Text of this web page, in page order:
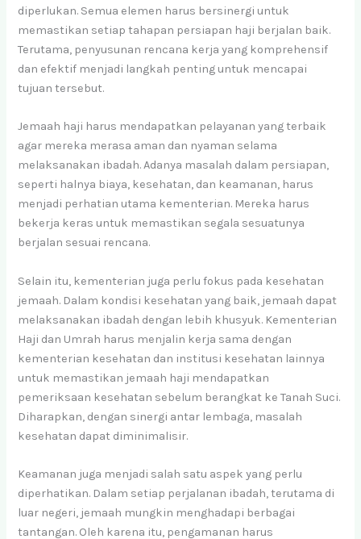
diperlukan. Semua elemen harus bersinergi untuk
memastikan setiap tahapan persiapan haji berjalan baik.
Terutama, penyusunan rencana kerja yang komprehensif
dan efektif menjadi langkah penting untuk mencapai
tujuan tersebut.
Jemaah haji harus mendapatkan pelayanan yang terbaik
agar mereka merasa aman dan nyaman selama
melaksanakan ibadah. Adanya masalah dalam persiapan,
seperti halnya biaya, kesehatan, dan keamanan, harus
menjadi perhatian utama kementerian. Mereka harus
bekerja keras untuk memastikan segala sesuatunya
berjalan sesuai rencana.
Selain itu, kementerian juga perlu fokus pada kesehatan
jemaah. Dalam kondisi kesehatan yang baik, jemaah dapat
melaksanakan ibadah dengan lebih khusyuk. Kementerian
Haji dan Umrah harus menjalin kerja sama dengan
kementerian kesehatan dan institusi kesehatan lainnya
untuk memastikan jemaah haji mendapatkan
pemeriksaan kesehatan sebelum berangkat ke Tanah Suci.
Diharapkan, dengan sinergi antar lembaga, masalah
kesehatan dapat diminimalisir.
Keamanan juga menjadi salah satu aspek yang perlu
diperhatikan. Dalam setiap perjalanan ibadah, terutama di
luar negeri, jemaah mungkin menghadapi berbagai
tantangan. Oleh karena itu, pengamanan harus